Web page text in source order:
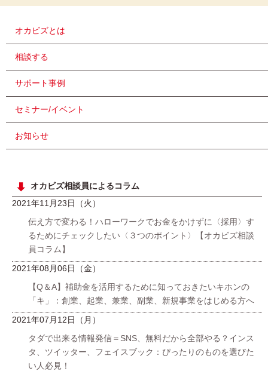
オカビズとは
相談する
サポート事例
セミナー/イベント
お知らせ
オカビズ相談員によるコラム
2021年11月23日（火）
伝え方で変わる！ハローワークでお金をかけずに〈採用〉す
るためにチェックしたい〈３つのポイント〉【オカビズ相談
員コラム】
2021年08月06日（金）
【Q＆A】補助金を活用するために知っておきたいキホンの
「キ」：創業、起業、兼業、副業、新規事業をはじめる方へ
2021年07月12日（月）
タダで出来る情報発信＝SNS、無料だから全部やる？インス
タ、ツイッター、フェイスブック：ぴったりのものを選びた
い人必見！